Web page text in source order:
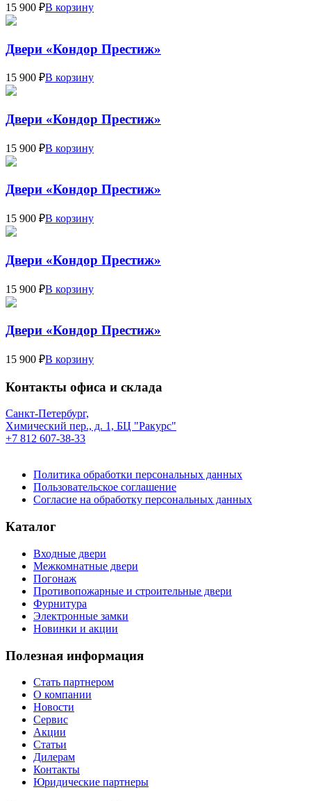
15 900 ₽В корзину
Двери «Кондор Престиж»
15 900 ₽В корзину
Двери «Кондор Престиж»
15 900 ₽В корзину
Двери «Кондор Престиж»
15 900 ₽В корзину
Двери «Кондор Престиж»
15 900 ₽В корзину
Двери «Кондор Престиж»
15 900 ₽В корзину
Контакты офиса и склада
Санкт-Петербург,
Химический пер., д. 1, БЦ "Ракурс"
+7 812 607-38-33
Политика обработки персональных данных
Пользовательское соглашение
Согласие на обработку персональных данных
Каталог
Входные двери
Межкомнатные двери
Погонаж
Противопожарные и строительные двери
Фурнитура
Электронные замки
Новинки и акции
Полезная информация
Стать партнером
О компании
Новости
Сервис
Акции
Статьи
Дилерам
Контакты
Юридические партнеры